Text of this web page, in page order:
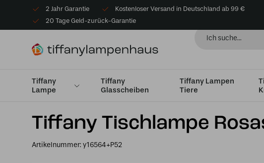
2 Jahr Garantie
Kostenloser Versand in Deutschland ab 99 €
20 Tage Geld-zurück-Garantie
Tiffany
Lampe
Tiffany
Glasscheiben
Tiffany Lampen
Tiere
Startseite Tiffany Tischlampe Tischlampen Medium Ø36 - Ø49cm
Tiffany Tischlampe
Artikelnummer: y16564+P52